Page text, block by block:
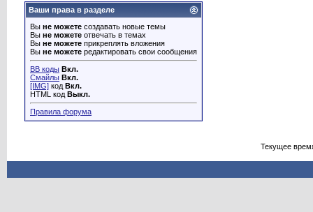
Ваши права в разделе
Вы не можете создавать новые темы
Вы не можете отвечать в темах
Вы не можете прикреплять вложения
Вы не можете редактировать свои сообщения
BB коды Вкл.
Смайлы Вкл.
[IMG] код Вкл.
HTML код Выкл.
Правила форума
Текущее